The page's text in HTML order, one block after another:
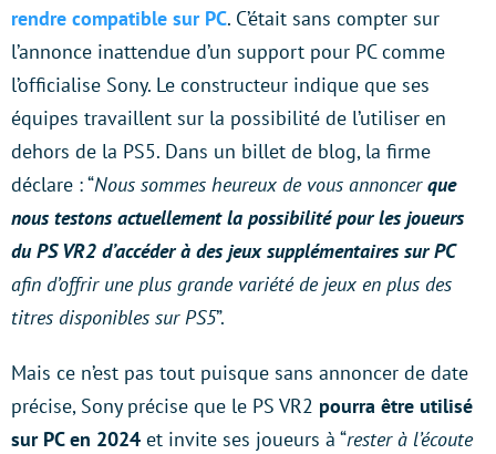
rendre compatible sur PC. C’était sans compter sur
l’annonce inattendue d’un support pour PC comme
l’officialise Sony. Le constructeur indique que ses
équipes travaillent sur la possibilité de l’utiliser en
dehors de la PS5. Dans un billet de blog, la firme
déclare : “Nous sommes heureux de vous annoncerque
nous testons actuellement la possibilité pour les joueurs
du PS VR2 d’accéder à des jeux supplémentaires sur PC
afin d’offrir une plus grande variété de jeux en plus des
titres disponibles sur PS5”.
Mais ce n’est pas tout puisque sans annoncer de date
précise, Sony précise que le PS VR2 pourra être utilisé
sur PC en 2024 et invite ses joueurs à “rester à l’écoute